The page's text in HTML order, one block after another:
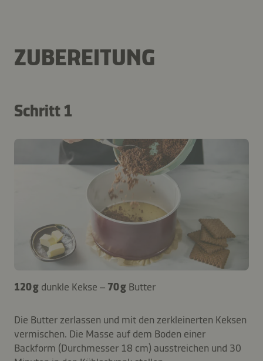
ZUBEREITUNG
Schritt 1
120 g dunkle Kekse – 70 g Butter
Die Butter zerlassen und mit den zerkleinerten Keksen
vermischen. Die Masse auf dem Boden einer
Backform (Durchmesser 18 cm) ausstreichen und 30